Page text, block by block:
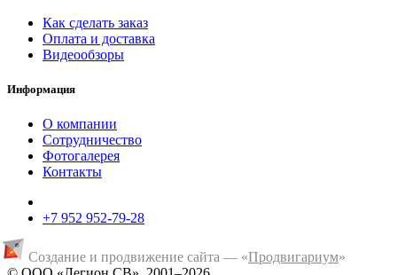
Как сделать заказ
Оплата и доставка
Видеообзоры
Информация
О компании
Сотрудничество
Фотогалерея
Контакты
+7 952 952-79-28
Создание и продвижение сайта — «Продвигариум»